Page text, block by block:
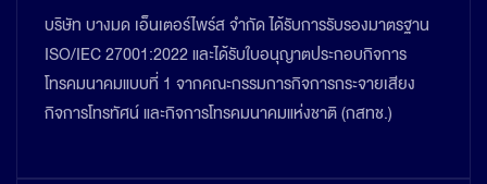
บริษัท บางมด เอ็นเตอร์ไพร์ส จำกัด ได้รับการรับรองมาตรฐาน
ISO/IEC 27001:2022 และได้รับใบอนุญาตประกอบกิจการ
โทรคมนาคมแบบที่ 1 จากคณะกรรมการกิจการกระจายเสียง
กิจการโทรทัศน์ และกิจการโทรคมนาคมแห่งชาติ (กสทช.)